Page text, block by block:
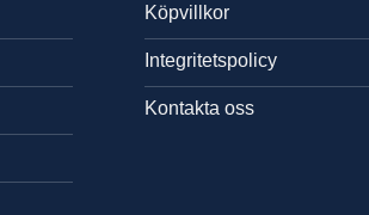
Köpvillkor
Integritetspolicy
Kontakta oss